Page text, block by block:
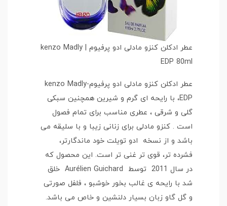
عطر ادکلن کنزو مادلی ادو پرفیوم | kenzo Madly
EDP 80ml
عطر ادکلن کنزو مادلی ادو پرفیوم-kenzo Madly
EDP، با رایحه ای گرم و شیرین همچنین سبکی
گلی و شرقی ، عطری مناسب برای تمام فصول
است . کنزو مادلی برای زنانی زیبا و با سلیقه می
باشد و از نسخه ادو تویلت خود ماندگارتر،
فشرده تر، قوی تر غنی تر است. این محصول که
در سال 2011 توسط Aurélien Guichard خلق
شد با رایحه ی غالب بخور خوشبو ، فلفل صورتی
و گل گاو زبان بسیار دلنشین و خاص می باشد.